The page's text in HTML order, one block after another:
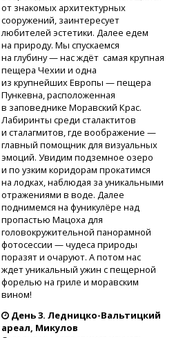
от знакомых архитектурных
сооружений, заинтересует
любителей эстетики. Далее едем
на природу. Мы спускаемся
на глубину — нас ждёт самая крупная
пещера Чехии и одна
из крупнейших Европы — пещера
Пункевна, расположенная
в заповеднике Моравский Крас.
Лабиринты среди сталактитов
и сталагмитов, где воображение —
главный помощник для визуальных
эмоций. Увидим подземное озеро
и по узким коридорам прокатимся
на лодках, наблюдая за уникальными
отражениями в воде. Далее
поднимемся на фуникулёре над
пропастью Мацоха для
головокружительной панорамной
фотосессии — чудеса природы
поразят и очаруют. А потом нас
ждет уникальный ужин с пещерной
форелью на гриле и моравским
вином!
День 3. Ледницко-Вальтицкий
ареал, Микулов